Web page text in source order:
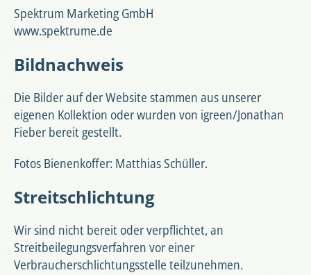
Spektrum Marketing GmbH
www.spektrume.de
Bildnachweis
Die Bilder auf der Website stammen aus unserer
eigenen Kollektion oder wurden von igreen/Jonathan
Fieber bereit gestellt.
Fotos Bienenkoffer: Matthias Schüller.
Streitschlichtung
Wir sind nicht bereit oder verpflichtet, an
Streitbeilegungsverfahren vor einer
Verbraucherschlichtungsstelle teilzunehmen.